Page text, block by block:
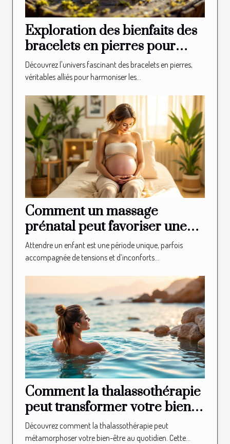
Exploration des bienfaits des
bracelets en pierres pour
l'équilibre des chakras
Découvrez l'univers fascinant des bracelets en pierres,
véritables alliés pour harmoniser les...
Comment un massage
prénatal peut favoriser une
grossesse sereine ?
Attendre un enfant est une période unique, parfois
accompagnée de tensions et d’inconforts...
Comment la thalassothérapie
peut transformer votre bien-
être quotidien ?
Découvrez comment la thalassothérapie peut
métamorphoser votre bien-être au quotidien. Cette...